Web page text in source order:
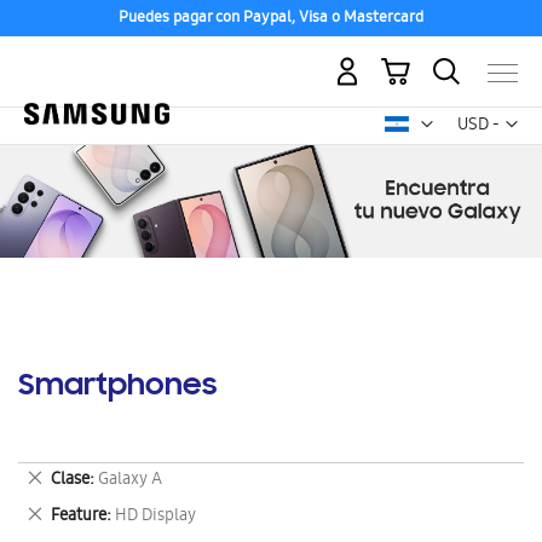
Puedes pagar con Paypal, Visa o Mastercard
USD -
dólar
Mi carrito
Smartphones
Clase Galaxy A
Eliminar
este
artículo
Feature HD Display
Eliminar